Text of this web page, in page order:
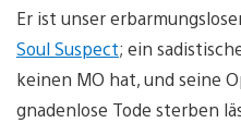
Er ist unser
Soul Suspect; ein
keinen MO hat, und seine
gnadenlose Tode sterben